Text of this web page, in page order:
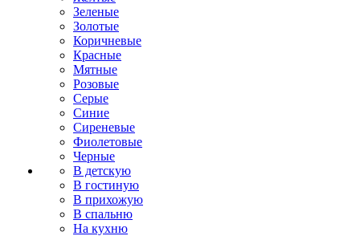
Зеленые
Золотые
Коричневые
Красные
Мятные
Розовые
Серые
Синие
Сиреневые
Фиолетовые
Черные
В детскую
В гостиную
В прихожую
В спальню
На кухню